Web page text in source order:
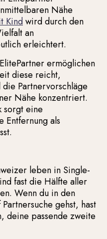
Nähe
Kindwird durch den
an
erleichtert.
ermöglichen
diese reicht,
Partnervorschläge
Nähe konzentriert.
sorgt eine
Entfernung als
leben in Single-
fast die Hälfte aller
Wenn du in den
gehst, hast
deine passende zweite